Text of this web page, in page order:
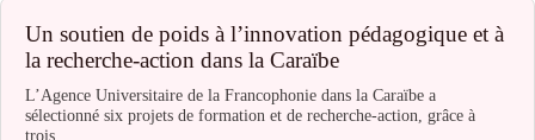
Un soutien de poids à l’innovation pédagogique et à
la recherche-action dans la Caraïbe
L’Agence Universitaire de la Francophonie dans la Caraïbe a
sélectionné six projets de formation et de recherche-action, grâce à
trois…